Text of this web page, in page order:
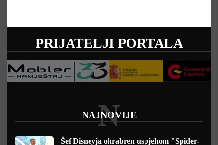
PRIJATELJI PORTALA
NAJNOVIJE
N
Šef Disneyja ohrabren uspjehom "Spider-